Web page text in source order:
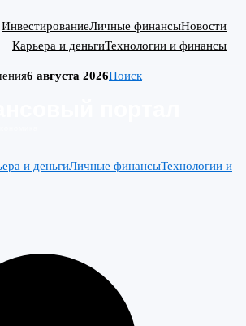
ИнвестированиеЛичные финансыНовости
Карьера и деньгиТехнологии и финансы
6 августа 2026Поиск
и деньгиЛичные финансыТехнологии и